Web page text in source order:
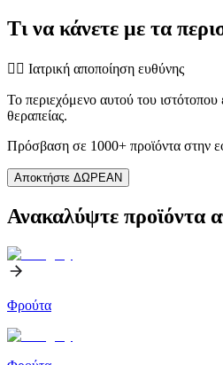
Τι να κάνετε με τα
👨‍⚕️️ Ιατρική αποποίηση ευθύνης
Το περιεχόμενο αυτού του
θεραπείας.
Πρόσβαση σε 1000+ προϊόντα στην
Αποκτήστε ΔΩΡΕΑΝ
Ανακαλύψτε προϊόντα
Φρούτα